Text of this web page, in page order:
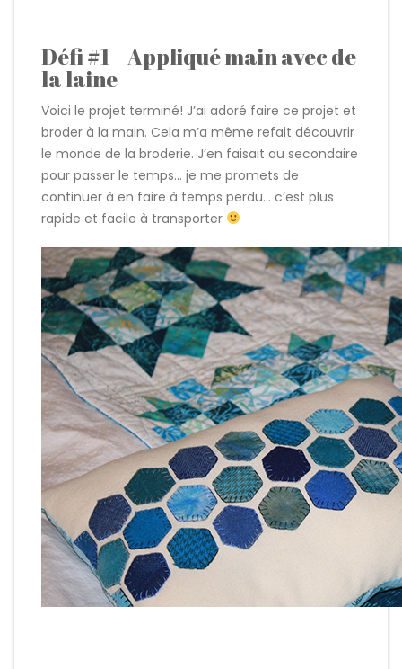
Défi #1 – Appliqué main avec de
la laine
Voici le projet terminé! J’ai adoré faire ce projet et
broder à la main. Cela m’a même refait découvrir
le monde de la broderie. J’en faisait au secondaire
pour passer le temps… je me promets de
continuer à en faire à temps perdu… c’est plus
rapide et facile à transporter